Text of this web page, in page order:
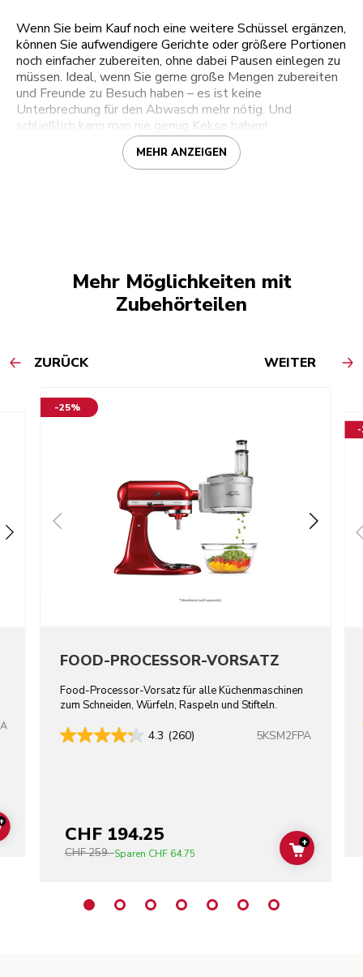
Wenn Sie beim Kauf noch eine weitere Schüssel ergänzen,
können Sie aufwendigere Gerichte oder größere Portionen
noch einfacher zubereiten, ohne dabei Pausen einlegen zu
müssen. Ideal, wenn Sie gerne große Mengen zubereiten
und Freunde zu Besuch haben – es ist keine
Unterbrechung für den Abwasch mehr nötig. Und
schließlich kann man nie genug Kekse haben!
MEHR ANZEIGEN
Mehr Möglichkeiten mit
Zubehörteilen
ZURÜCK WEITER
ADD TO CART
-25%
FOOD-PROCESSOR-VORSATZ
Food-Processor-Vorsatz für alle Küchenmaschinen
zum Schneiden, Würfeln, Raspeln und Stifteln.
4.3 (260) 5KSM2FPA
CHF 194.25
CHF 259.-Sparen CHF 64.75 ADD TO
+
-